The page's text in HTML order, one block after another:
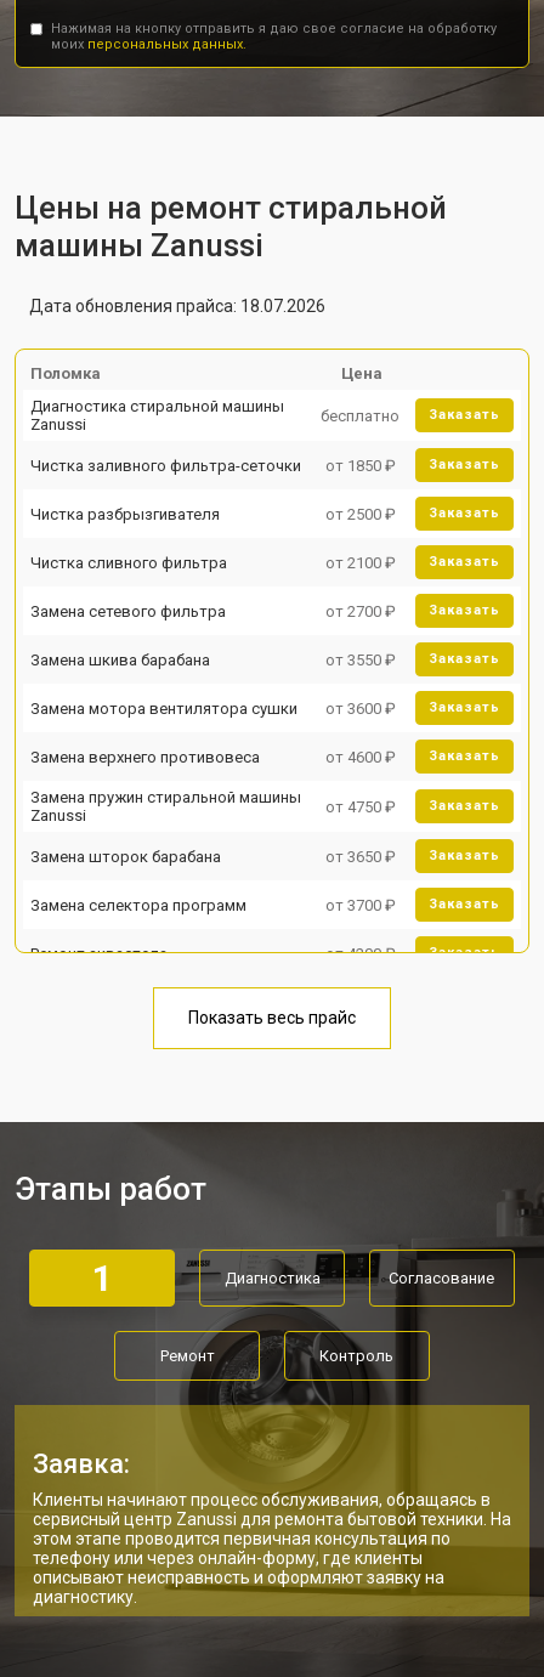
Нажимая на кнопку отправить я даю свое согласие на обработку
моих персональных данных.
Цены на ремонт стиральной
машины Zanussi
Дата обновления прайса: 18.07.2026
Поломка
Цена
Диагностика стиральной машины
Zanussi
бесплатно Заказать
Чистка заливного фильтра-сеточки от 1850 ₽ Заказать
Чистка разбрызгивателя от 2500 ₽ Заказать
Чистка сливного фильтра от 2100 ₽ Заказать
Замена сетевого фильтра от 2700 ₽ Заказать
Замена шкива барабана от 3550 ₽ Заказать
Замена мотора вентилятора сушки от 3600 ₽ Заказать
Замена верхнего противовеса от 4600 ₽ Заказать
Замена пружин стиральной машины
Zanussi
от 4750 ₽ Заказать
Замена шторок барабана от 3650 ₽ Заказать
Замена селектора программ от 3700 ₽ Заказать
Ремонт аквастопа от 4200 ₽ Заказать
от 3450 ₽
Ремонт или замена петли двери
Ремонт или замена патрубка от 3250 ₽ Заказать
Ремонт платы управления
(восстановление)
Корпусный ремонт (замена резинок,
креплений, кнопок)
от 1850 ₽
от 2750 ₽
Замена щёток стиральной машины
Zanussi
от 3100 ₽
Замена амортизаторов от 2000 ₽ Заказать
Замена подшипников от 2800 ₽ Заказать
Замена мотора стиральной машины
Zanussi
от 3800 ₽ Заказать
Показать весь прайс
Этапы работ
1 Диагностика Согласование
Ремонт Контроль
Заявка:
Клиенты начинают процесс обслуживания, обращаясь в
сервисный центр Zanussi для ремонта бытовой техники. На
этом этапе проводится первичная консультация по
телефону или через онлайн-форму, где клиенты
описывают неисправность и оформляют заявку на
диагностику.